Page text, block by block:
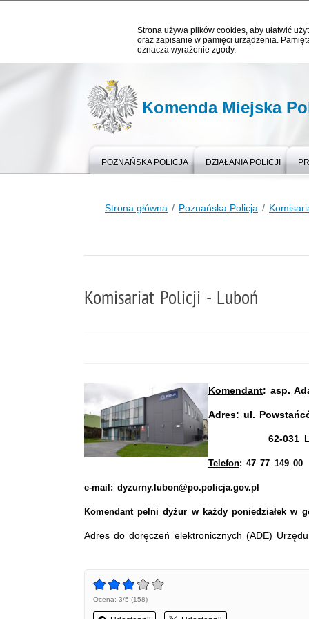
Strona używa plików cookies, aby ułatwić
oraz zapisanie w pamięci urządzenia.
oznacza wyrażenie zgody.
Komenda Miejska
POZNAŃSKA POLICJA DZIAŁANIA POLICJI
Strona główna Poznańska Policja
Komisariat Policji - Luboń
Komendant: asp.
Adres: ul.
62-031
Telefon: 47 77 149 00
e-mail: dyzurny.lubon@po.policja.gov.pl
Komendant pełni dyżur w każdy poniedziałek w
Adres do doręczeń elektronicznych (ADE)
Ocena: 3/5 (158)